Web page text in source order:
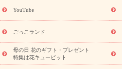
(トルコキキョウ)
9月の誕生花(リ
ら探す
お祝いの花特集 当日配
念日
結婚祝い 出産祝い 退院
寿祝い
プチギフト ペットのお
YouTube
ごっこランド
母の日 花のギフト・プレゼント
特集は花キューピット